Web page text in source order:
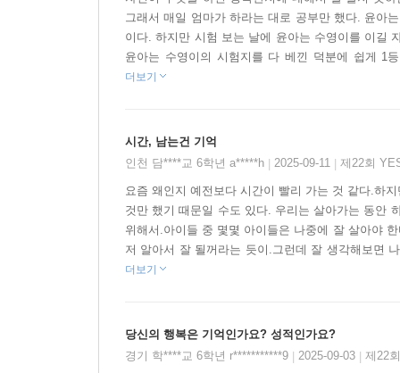
것이다. 서사가 진행되며 아이들의 소망을 재미
‘지금 쓸 수 있는 십 분’을 사기 위해서라면 과
필요로 하는 아이들 심리의 반증이면서 동시에
독창성과 박진감은 심사위원들의 마음을 사로잡기
엄마가 하라는 대로 했을 뿐, 이유는 생각해 본 적
초등학교 5학년인 윤아는 엄마가 짜 놓은 계획
싶어 꾹 참으며 공부한다. 그러던 어느 날, 제시
물어볼 곳이 필요하던 윤아는 대수롭지 않게 시
그래서 매일 엄마가 하라는 대로 공부만 했다. 윤아
이다. 하지만 시험 보는 날에 윤아는 수영이를 이길
윤아는 수영이의 시험지를 다 베낀 덕분에 쉽게 1
더보기
시간, 남는건 기억
인천 담****교 6학년 a*****h
2025-09-11 제22회
요즘 왜인지 예전보다 시간이 빨리 가는 것 같다.하
것만 했기 때문일 수도 있다. 우리는 살아가는 동안
위해서.아이들 중 몇몇 아이들은 나중에 잘 살아야
저 알아서 잘 될꺼라는 듯이.그런데 잘 생각해보면
더보기
당신의 행복은 기억인가요? 성적인가요?
경기 학****교 6학년 r***********9
2025-09-03 제22